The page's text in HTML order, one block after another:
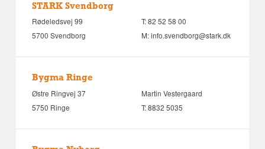
STARK Svendborg
Rødeledsvej 99
5700 Svendborg
T:82 52 58 00
M:info.svendborg@stark.dk
Bygma Ringe
Østre Ringvej 37
5750 Ringe
Martin Vestergaard
T:8832 5035